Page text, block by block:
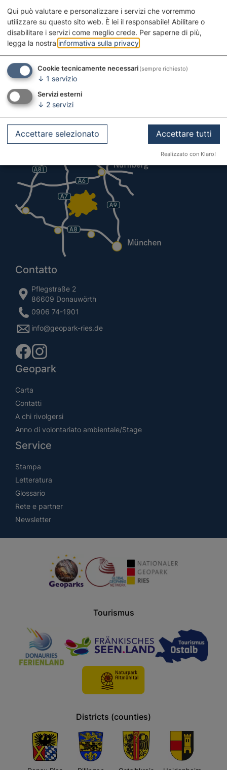
Förderverein Schloss Reimlingen
Schlossstr. 1
86756 Reimlingen
09081 3322 Website
Contatto
Pflegstraße 2
86609 Donauwörth
0906 74-1901
info@geopark-ries.de
Geopark
Carta
Contatti
A chi rivolgersi
Anno di volontariato ambientale/Stage
Service
Stampa
Letteratura
Glossario
Rete e partner
Newsletter
Tourismus
Districts (counties)
Qui può valutare e personalizzare i servizi che vorremmo
utilizzare su questo sito web. È lei il responsabile! Abilitare o
disabilitare i servizi come meglio crede. Per saperne di più,
legga la nostra informativa sulla privacy
Cookie tecnicamente necessari (sempre richiesto)
↓ 1 servizio
Servizi esterni
↓ 2 servizi
Accettare selezionato Accettare tutti
Realizzato con Klaro!